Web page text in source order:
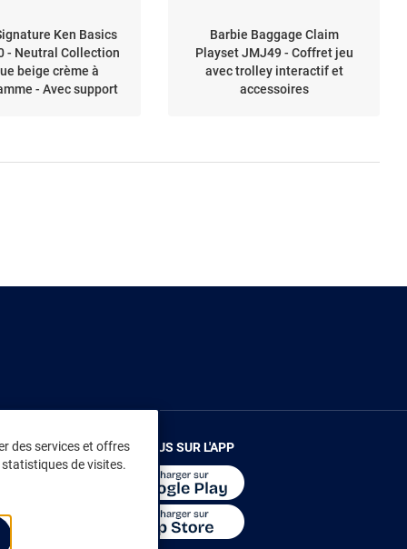
Ken Basics
- Neutral Collection
beige crème à
- Avec support
Barbie Baggage Claim
Playset JMJ49 - Coffret jeu
avec trolley interactif et
accessoires
des services et offres
de visites.
RENDEZ-VOUS SUR L'APP